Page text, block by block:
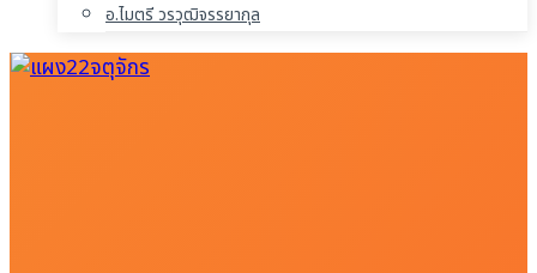
อ.ไมตรี วรวุฒิจรรยากุล